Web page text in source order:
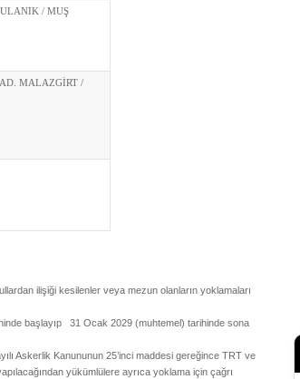
/ MUŞ
MALAZGİRT /
ilişiği kesilenler veya mezun olanların yoklamaları
başlayıp 31 Ocak 2029 (muhtemel) tarihinde sona
Askerlik Kanununun 25’inci maddesi gereğince TRT ve
yükümlülere ayrıca yoklama için çağrı